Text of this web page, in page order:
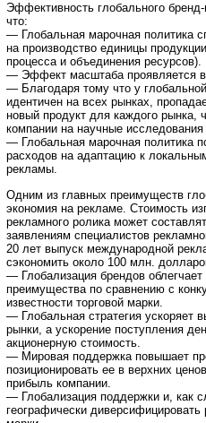
Эффективность глобального
что:
— Глобальная марочная политика
на производство единицы
процесса и объединения ресурсов).
— Эффект масштаба проявляется
— Благодаря тому что у
идентичен на всех рынках,
новый продукт для каждого рынка,
компании на научные исследования
— Глобальная марочная политика
расходов на адаптацию к
рекламы.
Одним из главных преимуществ
экономия на рекламе. Стоимость
рекламного ролика может
заявлениям специалистов
20 лет выпуск международной
сэкономить около 100 млн.
— Глобализация брендов
преимущества по сравнению с
известности торговой марки.
— Глобальная стратегия ускоряет
рынки, а ускорение поступления
акционерную стоимость.
— Мировая поддержка повышает
позиционировать ее в верхних
прибыль компании.
— Глобализация поддержки и, как
географически диверсифицировать